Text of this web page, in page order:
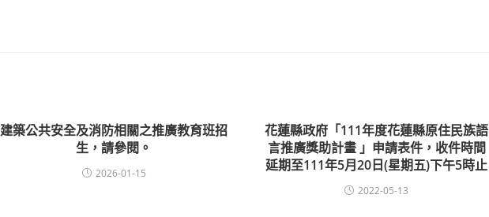
建築公共安全及消防相關之推廣教育班招
生，請參閱。
2026-01-15
花蓮縣政府「111年度花蓮縣原住民族語
言推廣獎助計畫 」申請表件，收件時間
延期至111年5月20日(星期五)下午5時止
2022-05-13